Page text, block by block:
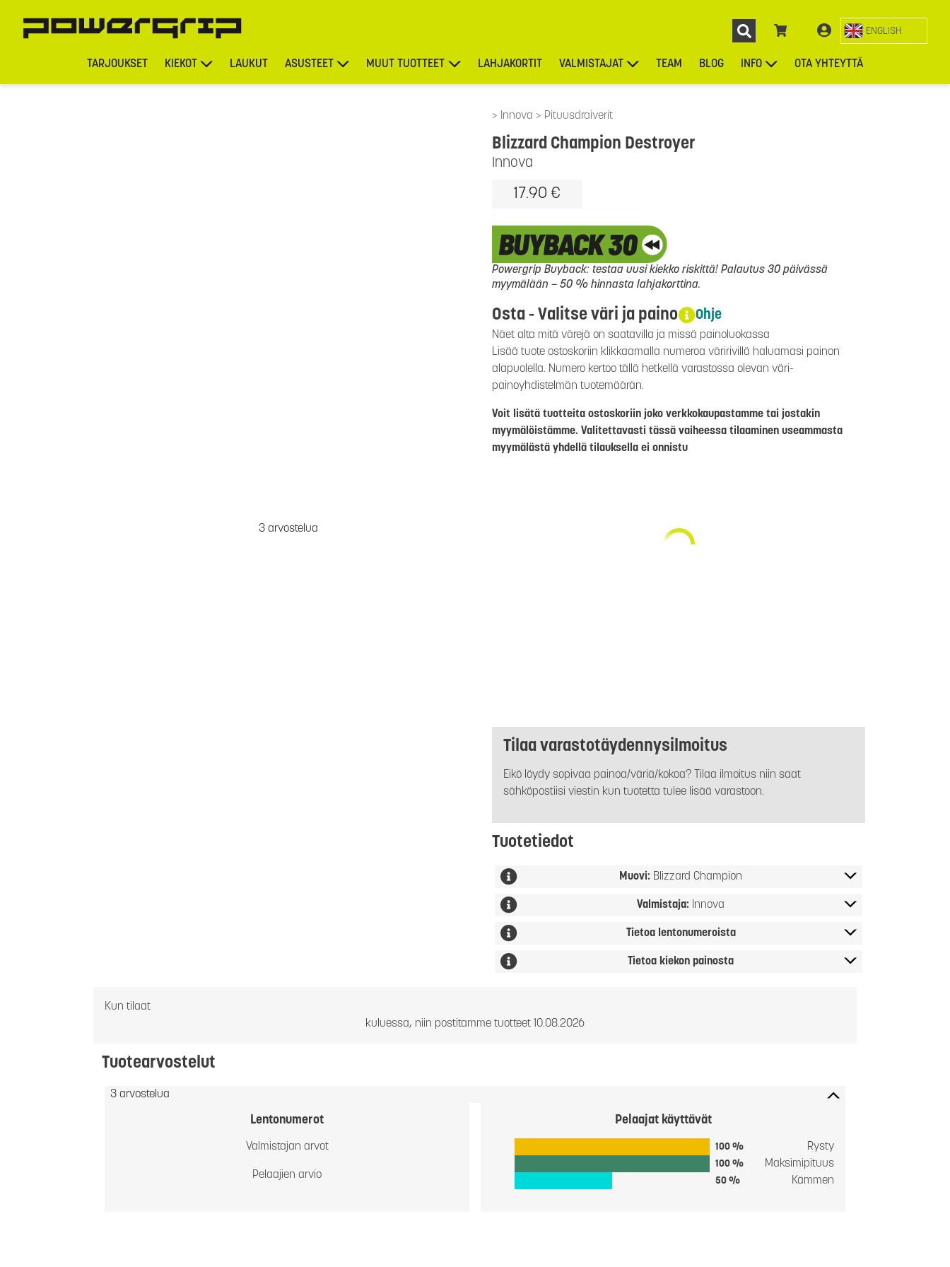
ENGLISH
TARJOUKSET KIEKOT LAUKUT ASUSTEET MUUT TUOTTEET LAHJAKORTIT VALMISTAJAT TEAM BLOG INFO OTA YHTEYTTÄ
Innova Pituusdraiverit
3 arvostelua
Innova
Blizzard Champion Destroyer
17.90 €
Powergrip Buyback: testaa uusi kiekko riskittä! Palautus 30 päivässä
myymälään – 50 % hinnasta lahjakorttina.
Osta - Valitse väri ja paino Ohje
Näet alta mitä värejä on saatavilla ja missä painoluokassa
Lisää tuote ostoskoriin klikkaamalla numeroa väririvillä haluamasi painon
alapuolella. Numero kertoo tällä hetkellä varastossa olevan väri-
painoyhdistelmän tuotemäärän.
Voit lisätä tuotteita ostoskoriin joko verkkokaupastamme tai jostakin
myymälöistämme. Valitettavasti tässä vaiheessa tilaaminen useammasta
myymälästä yhdellä tilauksella ei onnistu
Tilaa varastotäydennysilmoitus
Eikö löydy sopivaa painoa/väriä/kokoa? Tilaa ilmoitus niin saat
sähköpostiisi viestin kun tuotetta tulee lisää varastoon.
Tuotetiedot
Muovi: Blizzard Champion
Valmistaja: Innova
Tietoa lentonumeroista
Tietoa kiekon painosta
Kun tilaat
kuluessa, niin postitamme tuotteet 10.08.2026
Tuotearvostelut
3 arvostelua
Lentonumerot
Valmistajan arvot
Pelaajien arvio
Pelaajat käyttävät
100 % Rysty
100 % Maksimipituus
50 % Kämmen